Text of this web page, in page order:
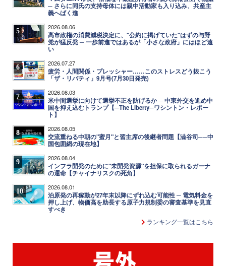
─ さらに同氏の支持母体には親中活動家も入り込み、共産主
義へばく進
5 2026.08.06
高市政権の消費減税決定に、"公約に掲げていた"はずの与野
党が猛反発 ─ 一歩前進ではあるが「小さな政府」にはほど遠
い
6 2026.07.27
疲労・人間関係・プレッシャー……このストレスどう抜こう
「ザ・リバティ」9月号(7月30日発売)
7 2026.08.03
米中間選挙に向けて選挙不正を防げるか ─ 中東外交を進め中
国を抑え込むトランプ【─The Liberty─ワシントン・レポー
ト】
8 2026.08.05
交流重ねる中朝の"蜜月"と習主席の後継者問題【澁谷司──中
国包囲網の現在地】
9 2026.08.04
インフラ開発のために"未開発資源"を担保に取られるガーナ
の運命【チャイナリスクの死角】
10 2026.08.01
泊原発の再稼動が27年末以降にずれ込む可能性 ─ 電気料金を
押し上げ、物価高を助長する原子力規制委の審査基準を見直
すべき
ランキング一覧はこちら